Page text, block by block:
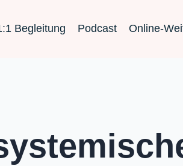
Begleitung Podcast Online-